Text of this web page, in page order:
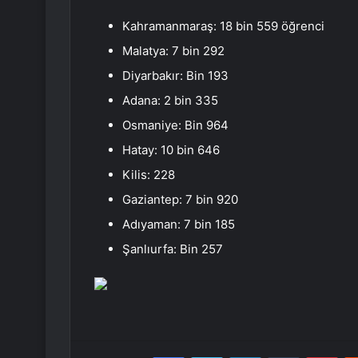
Kahramanmaraş: 18 bin 559 öğrenci
Malatya: 7 bin 292
Diyarbakır: Bin 193
Adana: 2 bin 335
Osmaniye: Bin 964
Hatay: 10 bin 646
Kilis: 228
Gaziantep: 7 bin 920
Adıyaman: 7 bin 185
Şanlıurfa: Bin 257